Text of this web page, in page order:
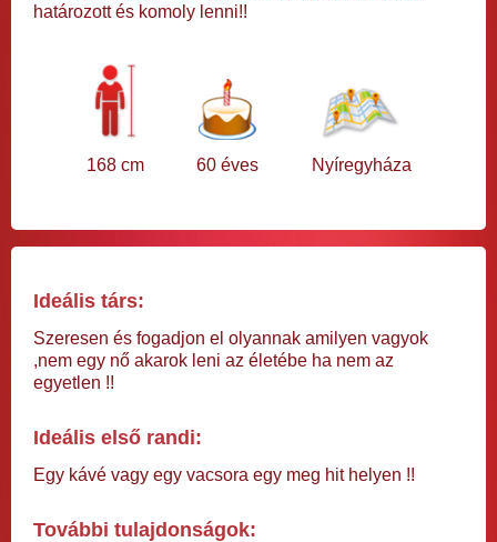
határozott és komoly lenni!!
168 cm 60 éves Nyíregyháza
Ideális társ:
Szeresen és fogadjon el olyannak amilyen vagyok
,nem egy nő akarok leni az életébe ha nem az
egyetlen !!
Ideális első randi:
Egy kávé vagy egy vacsora egy meg hit helyen !!
További tulajdonságok: